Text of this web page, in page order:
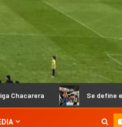
Se define el campeón del